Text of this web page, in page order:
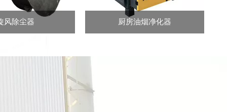
风除尘器 厨房油烟净化器